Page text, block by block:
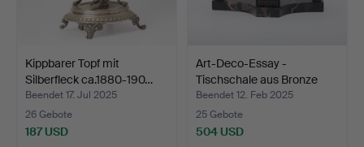
Kippbarer Topf mit
Silberfleck ca.1880-190…
Beendet 17. Jul 2025
26 Gebote
187 USD
Art-Deco-Essay -
Tischschale aus Bronze
un…
Beendet 12. Feb 2025
25 Gebote
504 USD